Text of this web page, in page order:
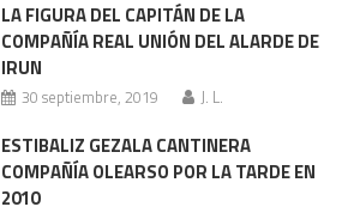
LA FIGURA DEL CAPITÁN DE LA
COMPAÑÍA REAL UNIÓN DEL ALARDE DE
IRUN
30 septiembre, 2019 J. L.
ESTIBALIZ GEZALA CANTINERA
COMPAÑÍA OLEARSO POR LA TARDE EN
2010